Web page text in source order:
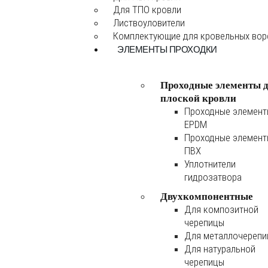
Для ТПО кровли
Листвоуловители
Комплектующие для кровельных
ЭЛЕМЕНТЫ ПРОХОДКИ
Проходные элементы
плоской кровли
Проходные
EPDM
Проходные
ПВХ
Уплотнители
гидрозатвора
Двухкомпонентные
Для композитной
черепицы
Для
Для натуральной
черепицы